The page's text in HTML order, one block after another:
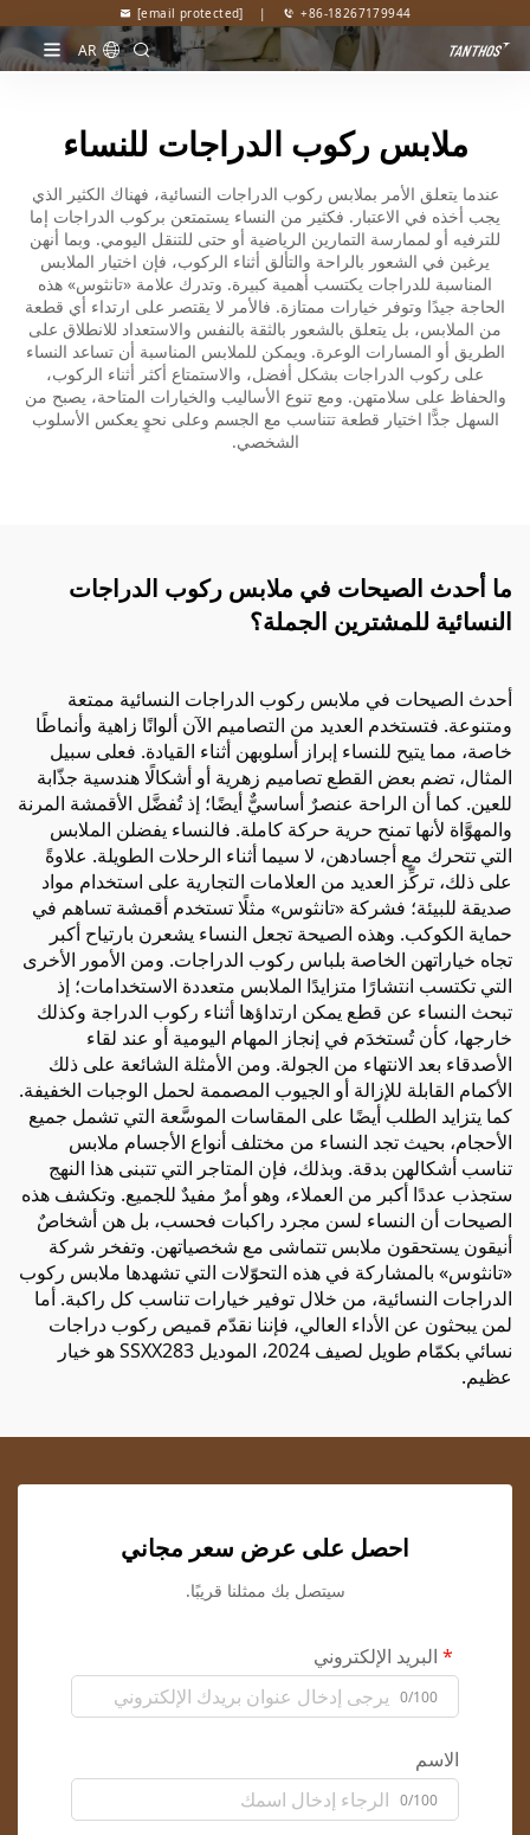
[email protected] | +86-18267179944
AR
ملابس ركوب الدراجات للنساء
عندما يتعلق الأمر بملابس ركوب الدراجات النسائية، فهناك الكثير الذي
يجب أخذه في الاعتبار. فكثير من النساء يستمتعن بركوب الدراجات إما
للترفيه أو لممارسة التمارين الرياضية أو حتى للتنقل اليومي. وبما أنهن
يرغبن في الشعور بالراحة والتألق أثناء الركوب، فإن اختيار الملابس
المناسبة للدراجات يكتسب أهمية كبيرة. وتدرك علامة «تانثوس» هذه
الحاجة جيدًا وتوفر خيارات ممتازة. فالأمر لا يقتصر على ارتداء أي قطعة
من الملابس، بل يتعلق بالشعور بالثقة بالنفس والاستعداد للانطلاق على
الطريق أو المسارات الوعرة. ويمكن للملابس المناسبة أن تساعد النساء
على ركوب الدراجات بشكل أفضل، والاستمتاع أكثر أثناء الركوب،
والحفاظ على سلامتهن. ومع تنوع الأساليب والخيارات المتاحة، يصبح من
السهل جدًّا اختيار قطعة تتناسب مع الجسم وعلى نحوٍ يعكس الأسلوب
الشخصي.
ما أحدث الصيحات في ملابس ركوب الدراجات
النسائية للمشترين الجملة؟
أحدث الصيحات في ملابس ركوب الدراجات النسائية ممتعة
ومتنوعة. فتستخدم العديد من التصاميم الآن ألوانًا زاهية وأنماطًا
خاصة، مما يتيح للنساء إبراز أسلوبهن أثناء القيادة. فعلى سبيل
المثال، تضم بعض القطع تصاميم زهرية أو أشكالًا هندسية جذّابة
للعين. كما أن الراحة عنصرٌ أساسيٌّ أيضًا؛ إذ تُفضَّل الأقمشة المرنة
والمهوَّاة لأنها تمنح حرية حركة كاملة. فالنساء يفضلن الملابس
التي تتحرك مع أجسادهن، لا سيما أثناء الرحلات الطويلة. علاوةً
على ذلك، تركِّز العديد من العلامات التجارية على استخدام مواد
صديقة للبيئة؛ فشركة «تانثوس» مثلًا تستخدم أقمشة تساهم في
حماية الكوكب. وهذه الصيحة تجعل النساء يشعرن بارتياح أكبر
تجاه خياراتهن الخاصة بلباس ركوب الدراجات. ومن الأمور الأخرى
التي تكتسب انتشارًا متزايدًا الملابس متعددة الاستخدامات؛ إذ
تبحث النساء عن قطع يمكن ارتداؤها أثناء ركوب الدراجة وكذلك
خارجها، كأن تُستخدَم في إنجاز المهام اليومية أو عند لقاء
الأصدقاء بعد الانتهاء من الجولة. ومن الأمثلة الشائعة على ذلك
الأكمام القابلة للإزالة أو الجيوب المصممة لحمل الوجبات الخفيفة.
كما يتزايد الطلب أيضًا على المقاسات الموسَّعة التي تشمل جميع
الأحجام، بحيث تجد النساء من مختلف أنواع الأجسام ملابس
تناسب أشكالهن بدقة. وبذلك، فإن المتاجر التي تتبنى هذا النهج
ستجذب عددًا أكبر من العملاء، وهو أمرٌ مفيدٌ للجميع. وتكشف هذه
الصيحات أن النساء لسن مجرد راكبات فحسب، بل هن أشخاصٌ
أنيقون يستحقون ملابس تتماشى مع شخصياتهن. وتفخر شركة
«تانثوس» بالمشاركة في هذه التحوّلات التي تشهدها ملابس ركوب
الدراجات النسائية، من خلال توفير خيارات تناسب كل راكبة. أما
لمن يبحثون عن الأداء العالي، فإننا نقدّم قميص ركوب دراجات
نسائي بكمّام طويل لصيف 2024، الموديل SSXX283
هو خيار
عظيم.
احصل على عرض سعر مجاني
سيتصل بك ممثلنا قريبًا.
البريد الإلكتروني
0/100
الاسم
0/100